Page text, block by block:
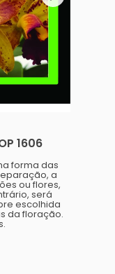
1606
forma das
a
ou flores,
será
escolhida
da floração.